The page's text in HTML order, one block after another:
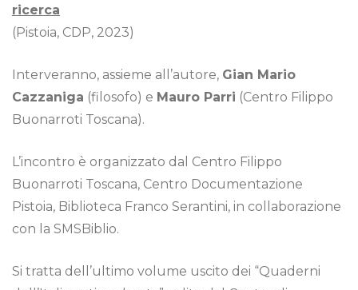
ricerca
(Pistoia, CDP, 2023)
Interveranno, assieme all’autore, Gian Mario
Cazzaniga (filosofo) e Mauro Parri (Centro Filippo
Buonarroti Toscana).
L’incontro è organizzato dal Centro Filippo
Buonarroti Toscana, Centro Documentazione
Pistoia, Biblioteca Franco Serantini, in collaborazione
con la SMSBiblio.
Si tratta dell’ultimo volume uscito dei “Quaderni